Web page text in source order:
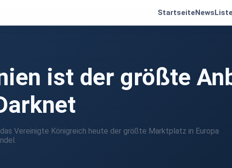
StartseiteNews
ist der größte
Vereinigte Königreich heute der größte Marktplatz in Europa